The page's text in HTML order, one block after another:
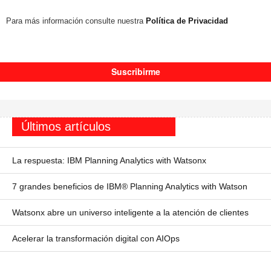
Para más información consulte nuestraPolítica de Privacidad
Últimos artículos
La respuesta: IBM Planning Analytics with Watsonx
7 grandes beneficios de IBM® Planning Analytics with Watson
Watsonx abre un universo inteligente a la atención de clientes
Acelerar la transformación digital con AIOps